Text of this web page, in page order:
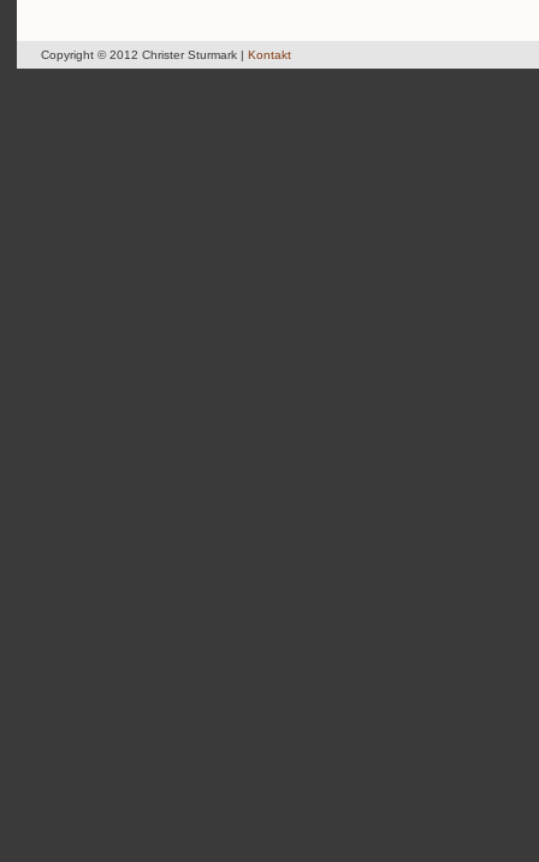
Copyright © 2012 Christer Sturmark | Kontakt